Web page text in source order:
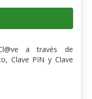
a través de
Clave PIN y Clave